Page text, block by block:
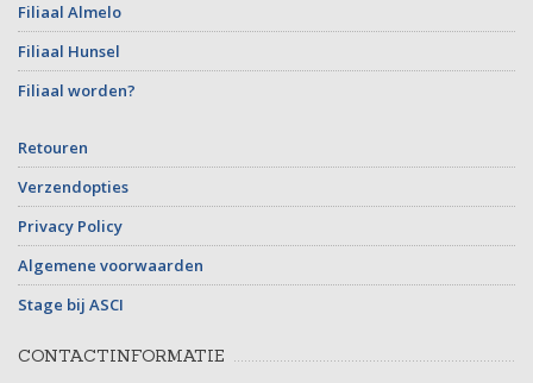
Filiaal Almelo
Filiaal Hunsel
Filiaal worden?
Retouren
Verzendopties
Privacy Policy
Algemene voorwaarden
Stage bij ASCI
CONTACTINFORMATIE